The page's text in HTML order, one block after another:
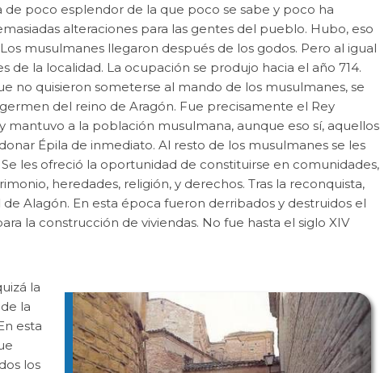
poco esplendor de la que poco se sabe y poco ha
alteraciones para las gentes del pueblo. Hubo, eso
musulmanes llegaron después de los godos. Pero al igual
la localidad. La ocupación se produjo hacia el año 714.
no quisieron someterse al mando de los musulmanes, se
del reino de Aragón. Fue precisamente el Rey
mantuvo a la población musulmana, aunque eso sí, aquellos
Épila de inmediato. Al resto de los musulmanes se les
les ofreció la oportunidad de constituirse en comunidades,
heredades, religión, y derechos. Tras la reconquista,
Alagón. En esta época fueron derribados y destruidos el
la construcción de viviendas. No fue hasta el siglo XIV
la
la
esta
los